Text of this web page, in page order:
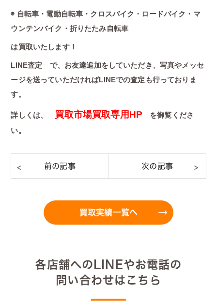
◉ 自転車・電動自転車・クロスバイク・ロードバイク・マ
ウンテンバイク・折りたたみ自転車
は買取いたします！
LINE査定 で、お友達追加をしていただき、写真やメッセ
ージを送っていただければLINEでの査定も行っておりま
す。
詳しくは、 買取市場買取専用HP を御覧くださ
い。
買取実績一覧へ
各店舗へのLINEやお電話の
問い合わせはこちら